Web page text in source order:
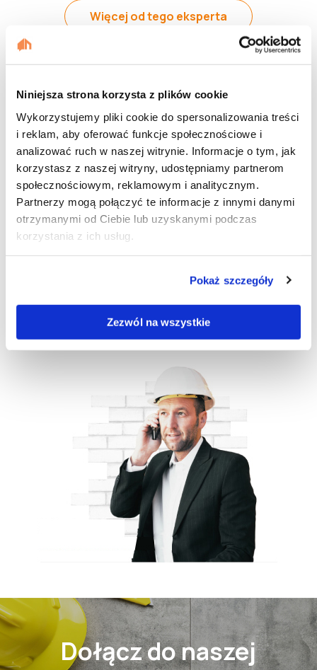
Niniejsza strona korzysta z plików cookie
Wykorzystujemy pliki cookie do spersonalizowania treści
i reklam, aby oferować funkcje społecznościowe i
analizować ruch w naszej witrynie. Informacje o tym, jak
korzystasz z naszej witryny, udostępniamy partnerom
społecznościowym, reklamowym i analitycznym.
Partnerzy mogą połączyć te informacje z innymi danymi
otrzymanymi od Ciebie lub uzyskanymi podczas
korzystania z ich usług.
Pokaż szczegóły
Zezwól na wszystkie
Więcej od tego eksperta
Nie znalazłeś odpowiedzi?
Zadaj pytanie naszym ekspertom.
Dalej
Dołącz do naszej